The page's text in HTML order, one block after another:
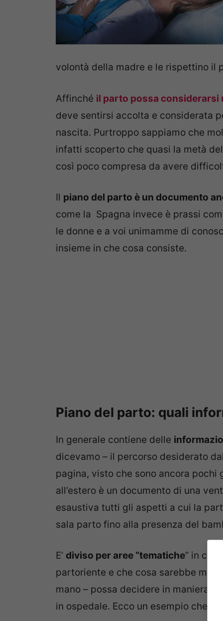
volontà della madre e le rispettino il
Affinché il parto possa considerarsi
deve sentirsi accolta e considerata
nascita. Purtroppo sappiamo che
infatti scoperto che quasi la metà
così poco compresa da avere
Il piano del parto è un documento
come la Spagna invece è prassi
le donne e a voi unimamme di
insieme in che cosa consiste.
Piano del parto: quali
In generale contiene delle
dicevamo – il percorso desiderato
pagina, visto che sono ancora pochi
all’estero è un documento di una
esaustiva tutti gli aspetti a cui la
sala parto fino alla presenza del
E’ diviso per aree “tematiche” in cui
partoriente e che cosa sarebbe
mano – possa decidere in maniera
in ospedale. Ecco un esempio che si